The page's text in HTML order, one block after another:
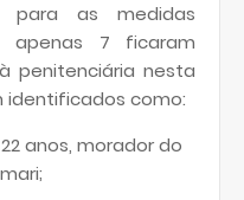
para as medidas
apenas 7 ficaram
penitenciária nesta
identificados como:
anos, morador do